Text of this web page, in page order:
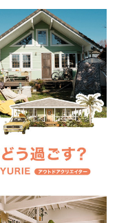
会社概
要
企業の
方へ
お問い
合わせ
プライ
バシー
ポリシ
採用情
報